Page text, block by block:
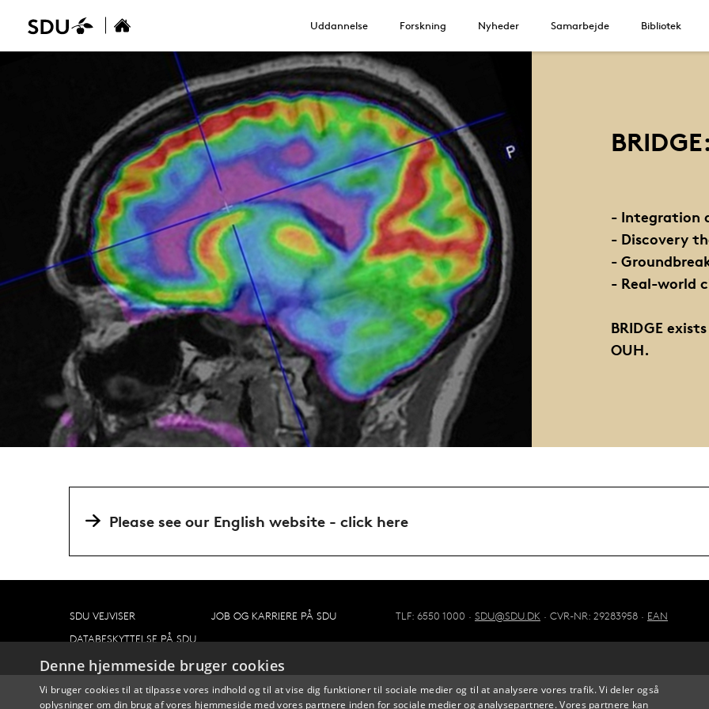
Uddannelse Forskning Nyheder Samarbejde Bibliotek
- Integration
- Discovery
-
- Real-world
BRIDGE
OUH.
Please see our English website - click here
TLF: 6550 1000 · SDU@SDU.DK · CVR-NR: 29283958 · EAN
SDU VEJVISER
JOB OG KARRIERE PÅ SDU
DATABESKYTTELSE PÅ SDU
Denne hjemmeside bruger cookies
Vi bruger cookies til at tilpasse vores indhold og til at vise dig funktioner til sociale medier og til at analysere vores trafik. Vi deler også
oplysninger om din brug af vores hjemmeside med vores partnere inden for sociale medier og analysepartnere. Vores partnere kan